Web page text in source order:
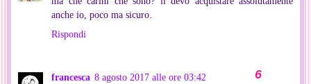
anche io, poco ma sicuro.
Rispondi
francesca 8 agosto 2017 alle ore 03:42